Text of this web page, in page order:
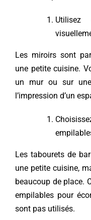
Les miroirs sont
une petite cuisine.
un mur ou sur
l’impression d’un
Les tabourets de
une petite cuisine,
beaucoup de place.
empilables pour
sont pas utilisés.